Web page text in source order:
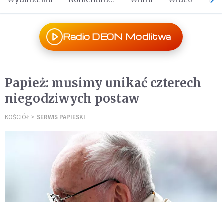
Radio DEON Modlitwa
Papież: musimy unikać czterech
niegodziwych postaw
KOŚCIÓŁ SERWIS PAPIESKI